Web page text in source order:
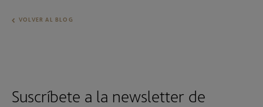
VOLVER AL BLOG
Suscríbete a la newsletter de